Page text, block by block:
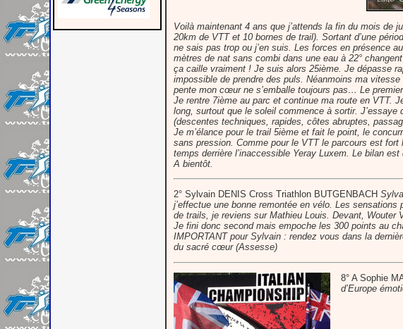
Voilà maintenant 4 ans que j’attends la fin du mois de
20km de VTT et 10 bornes de trail). Sortant d’une
ne sais pas trop ou j’en suis. Les forces en présence
mètres de nat sans combi dans une eau à 22°
ça caille vraiment ! Je suis alors 25ième. Je dépasse
impossible de prendre des puls. Néanmoins ma
pente mon cœur ne s’emballe toujours pas… Le
Je rentre 7ième au parc et continue ma route en VTT.
long, surtout que le soleil commence à sortir.
(descentes techniques, rapides, côtes abruptes,
Je m’élance pour le trail 5ième et fait le point, le
sans pression. Comme pour le VTT le parcours est
temps derrière l’inaccessible Yeray Luxem. Le bilan
A bientôt.
2° Sylvain DENIS Cross Triathlon BUTGENBACH
j’effectue une bonne remontée en vélo. Les
de trails, je reviens sur Mathieu Louis. Devant, Wouter
Je fini donc second mais empoche les 300 points au
IMPORTANT pour Sylvain : rendez vous dans la
du sacré cœur (Assesse)
8° A Sophie
d’Europe